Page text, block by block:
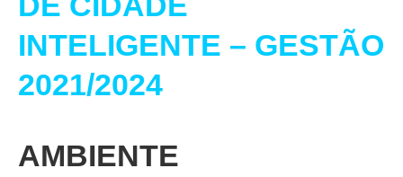
INTELIGENTE – GESTÃO
2021/2024
AMBIENTE